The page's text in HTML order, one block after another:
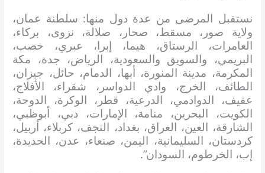
نستقبل المرضى من عدة دول منها: سلطنة عمان،
ولاية صور، مسقط، صحار، صلالة، نزوى، بركاء،
العامرات، الرستاق، هيما، إبرا، عبري، خصب،
البريمي، والسويق والسعودية، الرياض، جدة، مكة
المكرمة، مدينة المنورة، أبها، الدمام، حائل، جيزان،
الطائف، الخرج، وادي الدواسر، شقراء، الأفلاج،
عفيف، الدوادمي، الدرعية، قطر، الوكرة، الدوحة،
الكويت، البحرين، منامة، الإمارات، دبي، أبوظبي،
الشارقة، العين، العراق، بغداد، النجف، كربلاء، أربيل،
كردستان، السليمانية، اليمن، صنعاء، عدن، الحديدة،
إب، الخرطوم، السودان”.